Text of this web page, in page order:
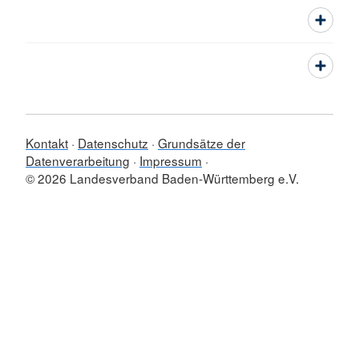
Kontakt Datenschutz Grundsätze der
Datenverarbeitung
Impressum
© 2026 Landesverband Baden-Württemberg e.V.